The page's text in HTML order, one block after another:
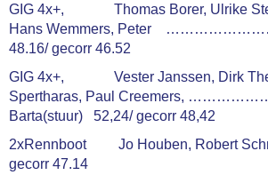
GIG 4x+, Thomas Borer, Ulrike
Hans Wemmers, Peter
48.16/ gecorr 46.52
GIG 4x+, Vester Janssen, Dirk
Spertharas, Paul Creemers,
Barta(stuur) 52,24/ gecorr 48,42
2xRennboot Jo Houben, Robert
gecorr 47.14